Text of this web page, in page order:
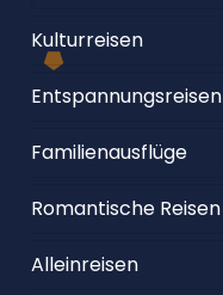
Kulturreisen
Entspannungsreisen
Familienausflüge
Romantische Reisen
Alleinreisen